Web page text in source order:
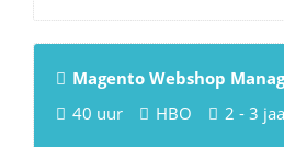
Magento Webshop
40 uur
HBO 2 - 3